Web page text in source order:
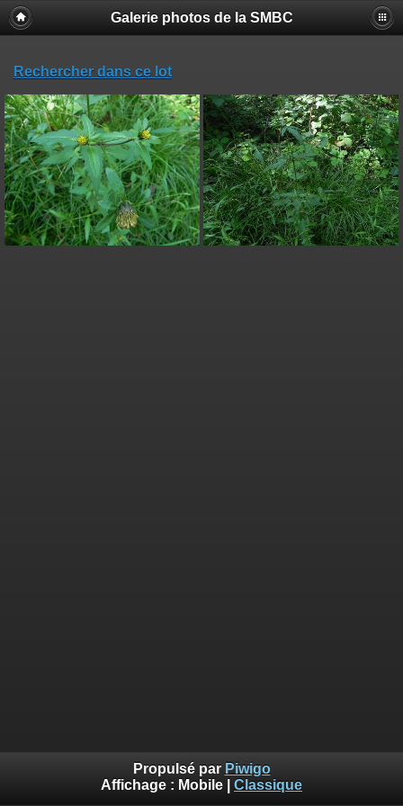
Galerie photos de la SMBC
Rechercher dans ce lot
Propulsé par Piwigo
Affichage : Mobile Classique